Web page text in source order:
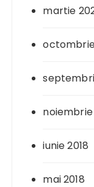
martie
octombrie
noiembrie
iunie 2018
mai 2018